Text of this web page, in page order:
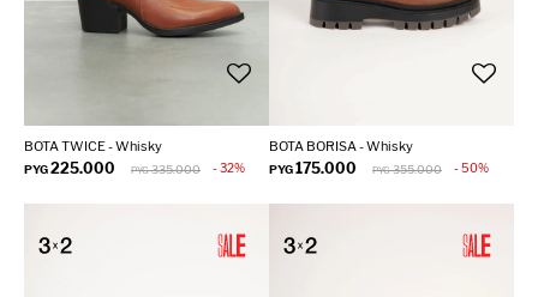
BOTA TWICE - Whisky
PYG225.000 PYG 335.000 32
BOTA BORISA - Whisky
PYG175.000 PYG 355.000 50